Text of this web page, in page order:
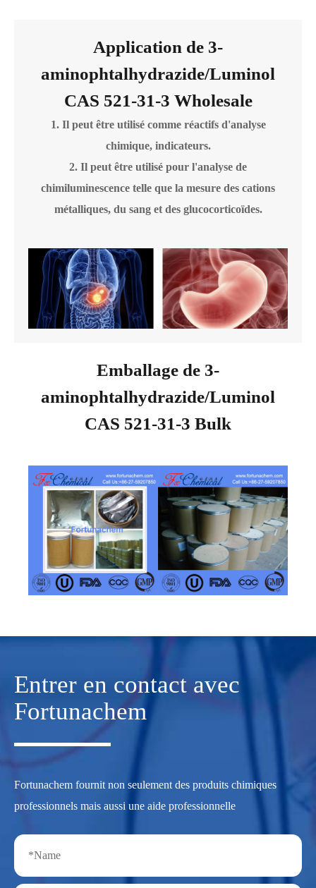
Application de 3-
aminophtalhydrazide/Luminol
CAS 521-31-3 Wholesale
1. Il peut être utilisé comme réactifs d'analyse
chimique, indicateurs.
2. Il peut être utilisé pour l'analyse de
chimiluminescence telle que la mesure des cations
métalliques, du sang et des glucocorticoïdes.
Emballage de 3-
aminophtalhydrazide/Luminol
CAS 521-31-3 Bulk
Entrer en contact avec
Fortunachem
Fortunachem fournit non seulement des produits chimiques
professionnels mais aussi une aide professionnelle